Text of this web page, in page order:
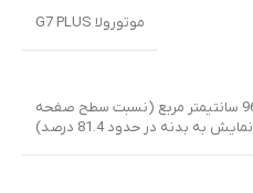
موتورولا G7 PLUS
6.2 اینچ, 96.2 سانتیمتر مربع (نسبت سطح صفحه
نمایش به بدنه در حدود 81.4 درصد)